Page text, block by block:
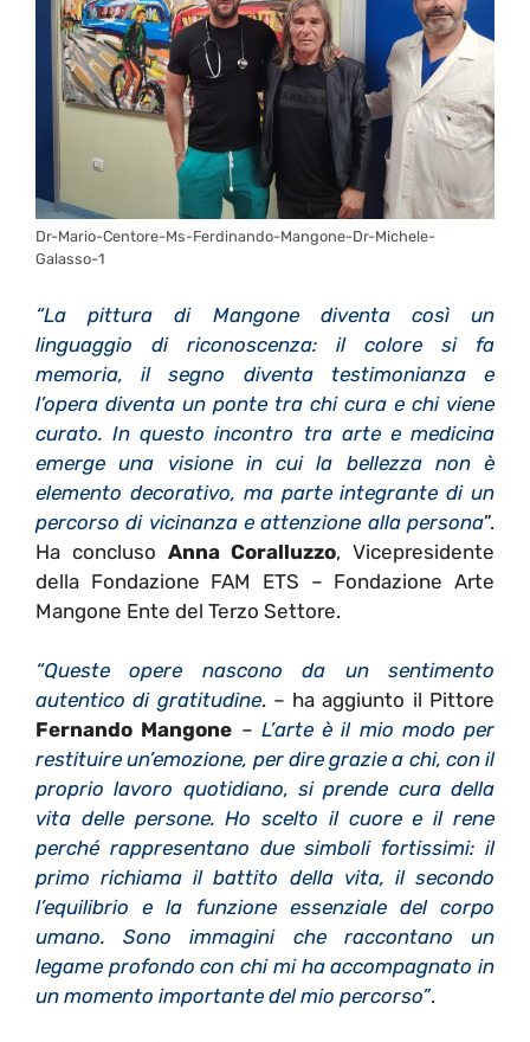
Dr-Mario-Centore-Ms-Ferdinando-Mangone-Dr-Michele-
Galasso-1
“La pittura di Mangone diventa così un
linguaggio di riconoscenza: il colore si fa
memoria, il segno diventa testimonianza e
l’opera diventa un ponte tra chi cura e chi viene
curato. In questo incontro tra arte e medicina
emerge una visione in cui la bellezza non è
elemento decorativo, ma parte integrante di un
percorso di vicinanza e attenzione alla persona”.
Ha concluso Anna Coralluzzo, Vicepresidente
della Fondazione FAM ETS – Fondazione Arte
Mangone Ente del Terzo Settore.
“Queste opere nascono da un sentimento
autentico di gratitudine. – ha aggiunto il Pittore
Fernando Mangone – L’arte è il mio modo per
restituire un’emozione, per dire grazie a chi, con il
proprio lavoro quotidiano, si prende cura della
vita delle persone. Ho scelto il cuore e il rene
perché rappresentano due simboli fortissimi: il
primo richiama il battito della vita, il secondo
l’equilibrio e la funzione essenziale del corpo
umano. Sono immagini che raccontano un
legame profondo con chi mi ha accompagnato in
un momento importante del mio percorso”.